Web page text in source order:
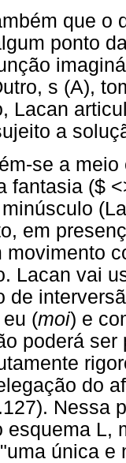
que o
ponto
s (A),
Lacan
a
se a
fantasia ($
em
movimento
Lacan vai
de
(moi) e
poderá
do
Nessa
esquema L,
única e